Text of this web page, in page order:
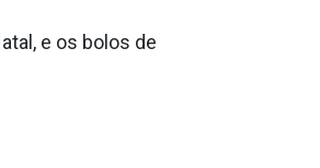
e os bolos de